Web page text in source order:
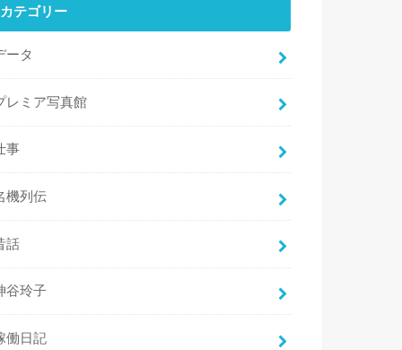
カテゴリー
ータ
レミア写真館
事
機列伝
話
谷玲子
働日記